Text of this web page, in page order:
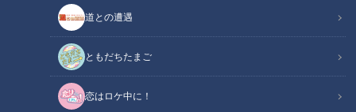
道との遭遇
ともだちたまご
恋はロケ中に！
ドラ検1級コラム
マウンドに向かう背番号「７」を広島マツダスタジアムに詰め
かけたファンの大きな拍手が包み込んだ。根尾昂、プロ入り初
の先発。ドラゴンズファンもそしてカープファンも、プロ野球